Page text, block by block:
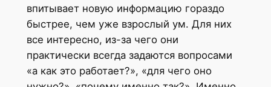
впитывает новую информацию гораздо
быстрее, чем уже взрослый ум. Для них
все интересно, из-за чего они
практически всегда задаются вопросами
«а как это работает?», «для чего оно